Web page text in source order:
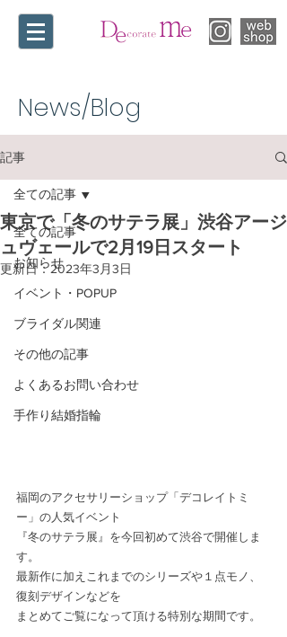
News/Blog​
記事
全ての記事
お知らせ
イベント・POPUP
ブライダル関連
その他の記事
よくあるお問い合わせ
手作り結婚指輪
全ての記事
東京で「冬のサテラ展」渋谷アージ
ュヴェールで2月19日スタート
更新日：2023年3月3日
福岡のアクセサリーショップ「デコレイトミ
ー」の人気イベント
『冬のサテラ展』を今回初めて渋谷で開催しま
す。
最新作に加えこれまでのシリーズや１点モノ、
復刻デザインなどを
まとめてご覧になって頂ける特別な期間です。